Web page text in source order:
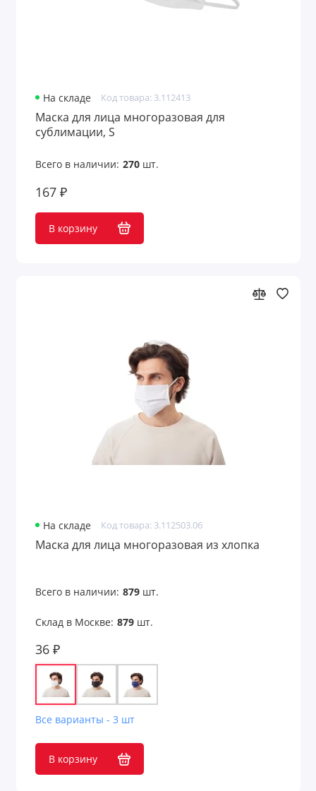
На складе Код товара: 3.112413
Маска для лица многоразовая для
сублимации, S
Всего в наличии: 270шт.
167 ₽
В корзину
На складе Код товара: 3.112503.06
Маска для лица многоразовая из хлопка
Всего в наличии: 879шт.
Склад в Москве: 879шт.
36 ₽
Все варианты - 3 шт
В корзину